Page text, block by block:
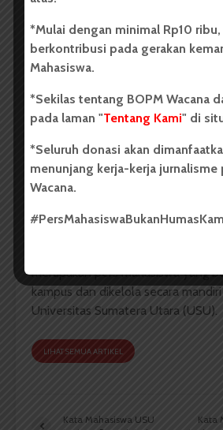
Kata Kita Mahasiswa USU
Kata Mahasiswa USU tentang Bulan
Redaksi
merupakan pers mahasiswa yang
kampus dan dikelola secara
Universitas Sumatera Utara (USU).
LIHAT SEMUA ARTIKEL
Kata Mahasiswa USU
Kata
*Mulai dengan minimal Rp10
berkontribusi pada gerakan
Mahasiswa.
*Sekilas tentang BOPM Wacana
pada laman "Tentang Kami" di
*Seluruh donasi akan
menunjang kerja-kerja jurnalisme
Wacana.